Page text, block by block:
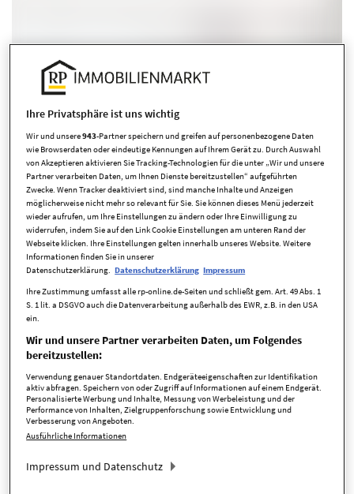
Ihre Privatsphäre ist uns wichtig
Wir und unsere943-Partner speichern und greifen auf personenbezogene Daten
wie Browserdaten oder eindeutige Kennungen auf Ihrem Gerät zu. Durch Auswahl
von Akzeptieren aktivieren Sie Tracking-Technologien für die unter „Wir und unsere
Partner verarbeiten Daten, um Ihnen Dienste bereitzustellen“ aufgeführten
Zwecke. Wenn Tracker deaktiviert sind, sind manche Inhalte und Anzeigen
möglicherweise nicht mehr so relevant für Sie. Sie können dieses Menü jederzeit
wieder aufrufen, um Ihre Einstellungen zu ändern oder Ihre Einwilligung zu
widerrufen, indem Sie auf den Link Cookie Einstellungen am unteren Rand der
Webseite klicken. Ihre Einstellungen gelten innerhalb unseres Website. Weitere
Informationen finden Sie in unserer
Datenschutzerklärung. Datenschutzerklärung Impressum
Ihre Zustimmung umfasst alle rp-online.de-Seiten und schließt gem. Art. 49 Abs. 1
S. 1 lit. a DSGVO auch die Datenverarbeitung außerhalb des EWR, z.B. in den USA
ein.
Wir und unsere Partner verarbeiten Daten, um Folgendes
bereitzustellen:
Verwendung genauer Standortdaten. Endgeräteeigenschaften zur Identifikation
aktiv abfragen. Speichern von oder Zugriff auf Informationen auf einem Endgerät.
Personalisierte Werbung und Inhalte, Messung von Werbeleistung und der
Performance von Inhalten, Zielgruppenforschung sowie Entwicklung und
Verbesserung von Angeboten.
Ausführliche Informationen
Impressum und Datenschutz